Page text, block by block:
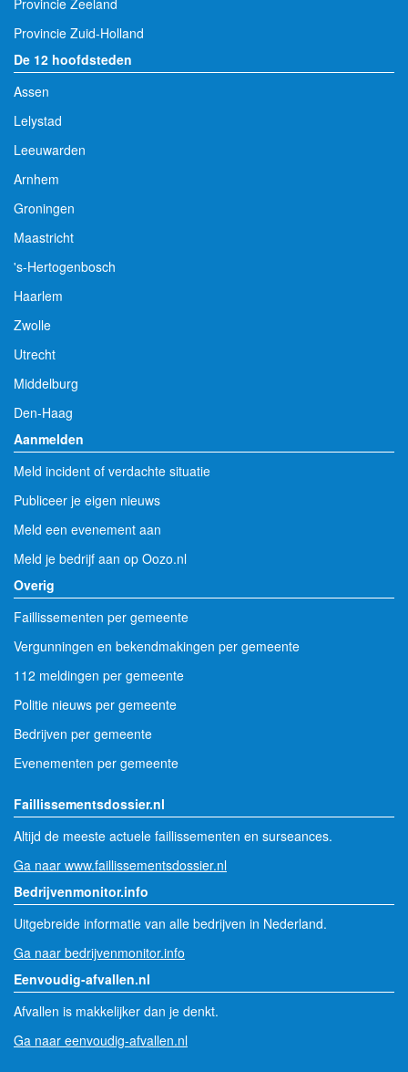
Provincie Zuid-Holland
De 12 hoofdsteden
Assen
Lelystad
Leeuwarden
Arnhem
Groningen
Maastricht
's-Hertogenbosch
Haarlem
Zwolle
Utrecht
Middelburg
Den-Haag
Aanmelden
Meld incident of verdachte situatie
Publiceer je eigen nieuws
Meld een evenement aan
Meld je bedrijf aan op Oozo.nl
Overig
Faillissementen per gemeente
Vergunningen en bekendmakingen per gemeente
112 meldingen per gemeente
Politie nieuws per gemeente
Bedrijven per gemeente
Evenementen per gemeente
Faillissementsdossier.nl
Altijd de meeste actuele faillissementen en surseances.
Ga naar www.faillissementsdossier.nl
Bedrijvenmonitor.info
Uitgebreide informatie van alle bedrijven in Nederland.
Ga naar bedrijvenmonitor.info
Eenvoudig-afvallen.nl
Afvallen is makkelijker dan je denkt.
Ga naar eenvoudig-afvallen.nl